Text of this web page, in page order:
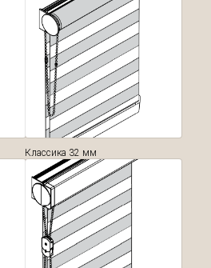
Классика 32 мм